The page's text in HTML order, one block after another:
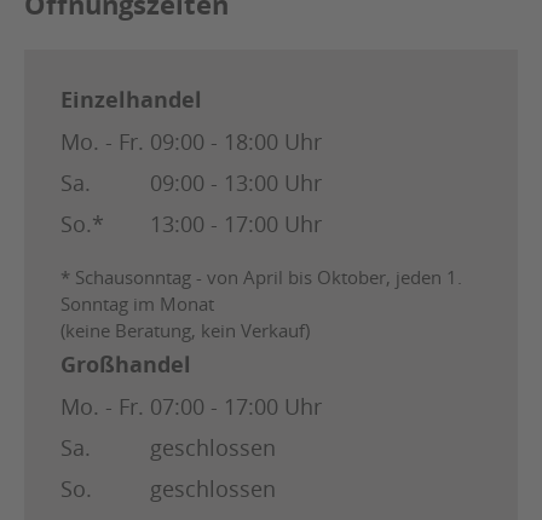
Einzelhandel
Mo. - Fr. 09:00 - 18:00 Uhr
Sa.
09:00 - 13:00 Uhr
So.*
13:00 - 17:00 Uhr
* Schausonntag - von April bis Oktober, jeden 1.
Sonntag im Monat
(keine Beratung, kein Verkauf)
Großhandel
Mo. - Fr. 07:00 - 17:00 Uhr
Sa.
geschlossen
So.
geschlossen